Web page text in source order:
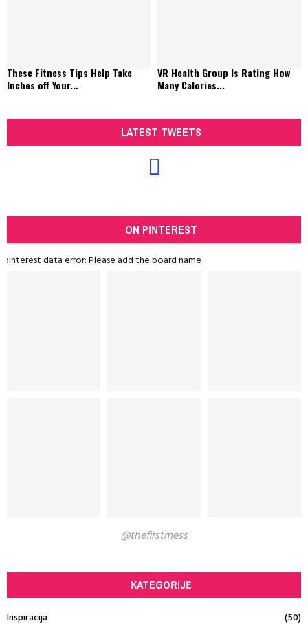
These Fitness Tips Help Take
Inches off Your...
VR Health Group Is Rating How
Many Calories...
LATEST TWEETS
ON PINTEREST
pinterest data error: Please add the board name
@thefirstmess
KATEGORIJE
Inspiracija
(50)